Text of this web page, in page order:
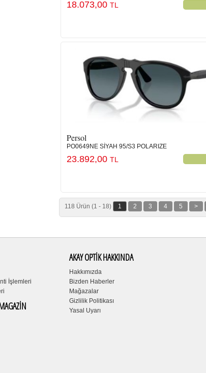
18.073,00 TL
Persol
PO0649NE SİYAH 95/S3 POLARIZE
23.892,00 TL
118 Ürün (1 - 18) 1 2 3 4 5 >
İşlemleri
AKAY OPTİK HAKKINDA
Hakkımızda
Bizden Haberler
Mağazalar
Gizlilik Politikası
Yasal Uyarı